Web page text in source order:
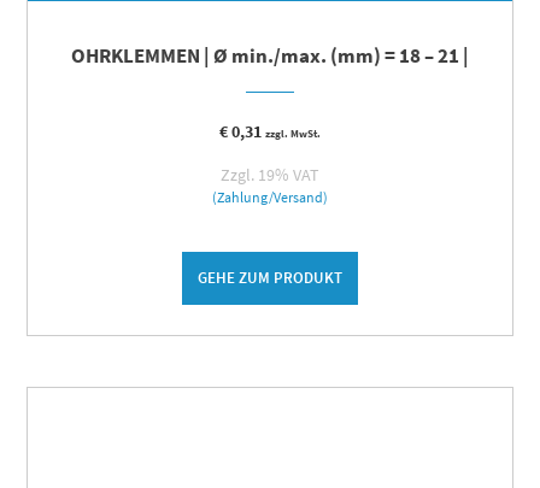
OHRKLEMMEN | Ø min./max. (mm) = 18 – 21 |
€0,31 zzgl. MwSt.
Zzgl. 19% VAT
(Zahlung/Versand)
GEHE ZUM PRODUKT